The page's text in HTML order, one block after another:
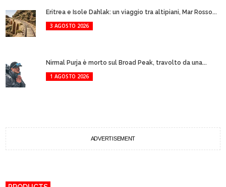
Eritrea e Isole Dahlak: un viaggio tra altipiani, Mar Rosso...
3 AGOSTO 2026
Nirmal Purja è morto sul Broad Peak, travolto da una...
1 AGOSTO 2026
ADVERTISEMENT